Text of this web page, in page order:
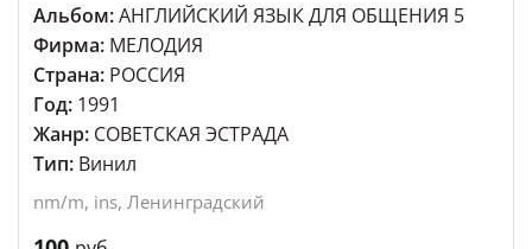
Альбом:АНГЛИЙСКИЙ ЯЗЫК ДЛЯ ОБЩЕНИЯ 5
Фирма: МЕЛОДИЯ
Страна: РОССИЯ
Год: 1991
Жанр: СОВЕТСКАЯ ЭСТРАДА
Тип: Винил
nm/m, ins, Ленинградский